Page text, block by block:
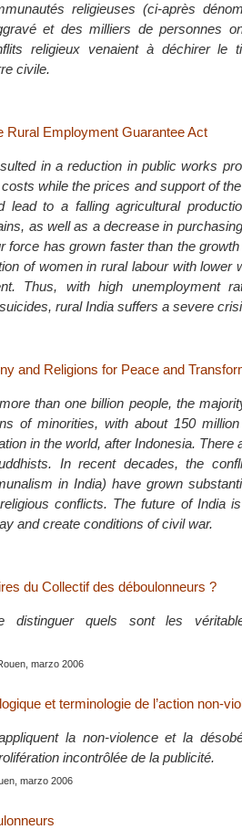
religieuses (ci-après
et des milliers de personnes
religieux venaient à déchirer le
civile.
Rural Employment Guarantee Act
in a reduction in public works
while the prices and support of
lead to a falling agricultural
as well as a decrease in
force has grown faster than the
of women in rural labour with lower
Thus, with high unemployment
rural India suffers a severe
and Religions for Peace and
than one billion people, the
of minorities, with about 150
in the world, after Indonesia.
In recent decades, the
in India) have grown
conflicts. The future of India
and create conditions of civil war.
du Collectif des déboulonneurs ?
distinguer quels sont les
marzo 2006
et terminologie de l’action non-
la non-violence et la
incontrôlée de la publicité.
marzo 2006